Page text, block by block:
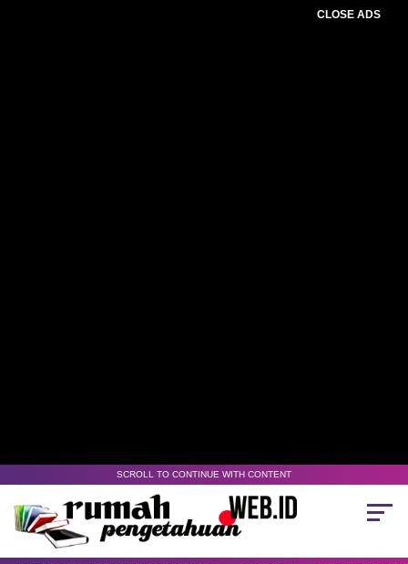
CLOSE ADS
SCROLL TO CONTINUE WITH CONTENT